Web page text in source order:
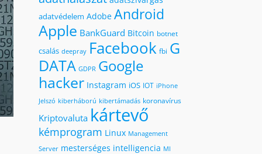
adatvédelem Adobe Android
Apple BankGuard Bitcoin botnet
csalás deepray Facebook fbi G
DATA GDPR Google
hacker Instagram iOS IOT iPhone
Jelszó kiberháború kibertámadás koronavírus
Kriptovaluta kártevő
kémprogram Linux Management
Server mesterséges intelligencia MI